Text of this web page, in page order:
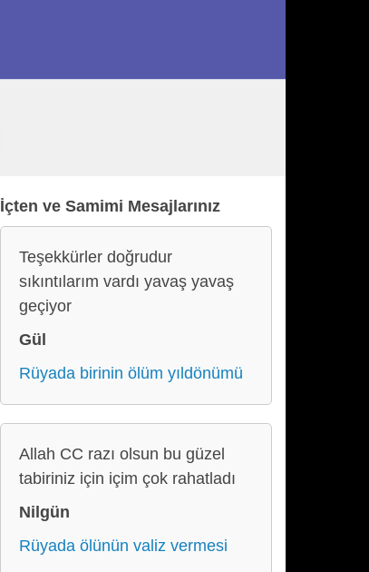
İçten ve Samimi Mesajlarınız
Teşekkürler doğrudur
sıkıntılarım vardı yavaş yavaş
geçiyor
Gül
Rüyada birinin ölüm yıldönümü
Allah CC razı olsun bu güzel
tabiriniz için içim çok rahatladı
Nilgün
Rüyada ölünün valiz vermesi